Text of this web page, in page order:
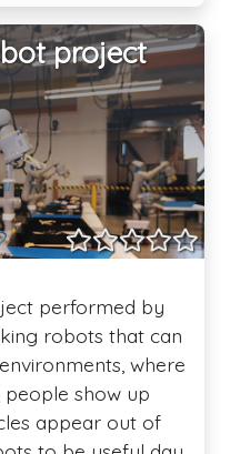
project
performed by
robots that can
where
show up
appear out of